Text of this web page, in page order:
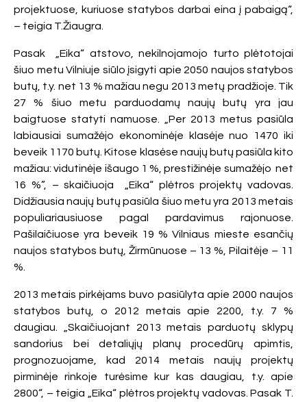
projektuose, kuriuose statybos darbai eina į pabaigą“,
– teigia T.Žiaugra.
Pasak „Eika“ atstovo, nekilnojamojo turto plėtotojai
šiuo metu Vilniuje siūlo įsigyti apie 2050 naujos statybos
butų, t.y. net 13 % mažiau negu 2013 metų pradžioje. Tik
27 % šiuo metu parduodamų naujų butų yra jau
baigtuose statyti namuose. „Per 2013 metus pasiūla
labiausiai sumažėjo ekonominėje klasėje nuo 1470 iki
beveik 1170 butų. Kitose klasėse naujų butų pasiūla kito
mažiau: vidutinėje išaugo 1 %, prestižinėje sumažėjo net
16 %”, – skaičiuoja „Eika“ plėtros projektų vadovas.
Didžiausia naujų butų pasiūla šiuo metu yra 2013 metais
populiariausiuose pagal pardavimus rajonuose.
Pašilaičiuose yra beveik 19 % Vilniaus mieste esančių
naujos statybos butų, Žirmūnuose – 13 %, Pilaitėje – 11
%.
2013 metais pirkėjams buvo pasiūlyta apie 2000 naujos
statybos butų, o 2012 metais apie 2200, t.y. 7 %
daugiau. „Skaičiuojant 2013 metais parduotų sklypų
sandorius bei detaliųjų planų procedūrų apimtis,
prognozuojame, kad 2014 metais naujų projektų
pirminėje rinkoje turėsime kur kas daugiau, t.y. apie
2800“, – teigia „Eika“ plėtros projektų vadovas. Pasak T.